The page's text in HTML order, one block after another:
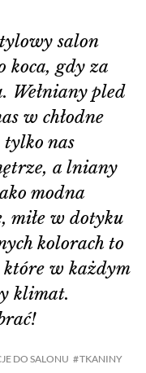
DO SALONU TKANINY
salon
koca, gdy za
Wełniany pled
w chłodne
nas
a lniany
modna
miłe w dotyku
kolorach to
które w każdym
klimat.